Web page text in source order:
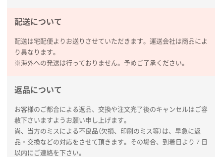
配送について
配送は宅配便よりお送りさせていただきます。運送会社は商品によ
り異なります。
※海外への発送は行っておりません。予めご了承ください。
返品について
お客様のご都合による返品、交換や注文完了後のキャンセルはご容
赦下さいますようお願い申し上げます。
尚、当方のミスによる不良品（欠損、印刷のミス等）は、早急に返
品・交換などの対応をさせて頂きます。その場合、到着日より７日
以内にご連絡を下さい。